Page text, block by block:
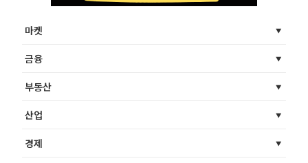
마켓
금융
부동산
산업
경제